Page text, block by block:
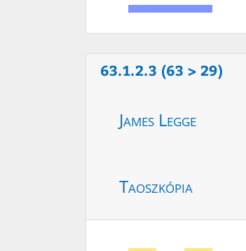
63.1.2.3 (63 > 29)
James Legge
Taoszkópia